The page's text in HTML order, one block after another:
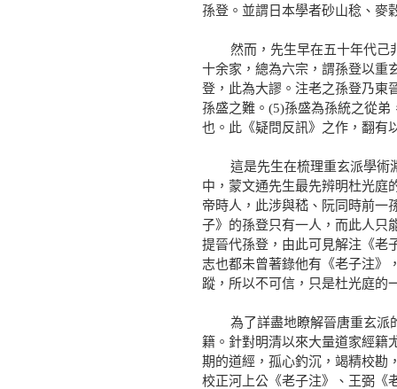
孫登。並謂日本學者砂山稔、麥
然而，先生早在五十年代己非
十余家，總為六宗，謂孫登以重
登，此為大謬。注老之孫登乃東
孫盛之難。(5)孫盛為孫統之從
也。此《疑問反訊》之作，翻有
這是先生在梳理重玄派學術淵
中，蒙文通先生最先辨明杜光庭
帝時人，此涉與嵇、阮同時前一
子》的孫登只有一人，而此人只
提晉代孫登，由此可見解注《老
志也都未曾著錄他有《老子注》
蹤，所以不可信，只是杜光庭的
為了詳盡地瞭解晉唐重玄派的
籍。針對明清以來大量道家經籍
期的道經，孤心釣沉，竭精校勘
校正河上公《老子注》、王弼《